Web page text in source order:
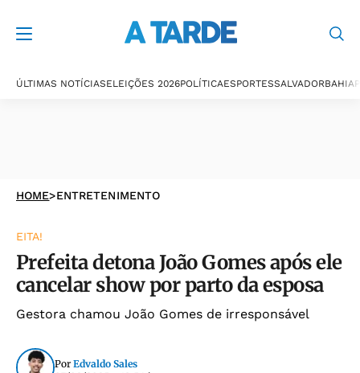
ÚLTIMAS NOTÍCIASELEIÇÕES 2026POLÍTICAESPORTESSALVADORBAHIA
HOME>ENTRETENIMENTO
EITA!
Prefeita detona João Gomes após ele
cancelar show por parto da esposa
Gestora chamou João Gomes de irresponsável
Por Edvaldo Sales